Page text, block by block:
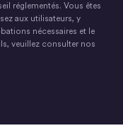
réglementés. Vous êtes
aux utilisateurs, y
nécessaires et le
veuillez consulter nos